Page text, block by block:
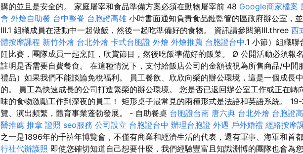
購的並且是安全的。 家庭屠宰和食品準備方案必須在動物屠宰前 48 Google商家檔案
會 外燴自助餐 台中整脊 台胞證高雄 小時書面通知負責食品鏈監管的區政府辦公室，並
III.1 組織成員在活動中一起做飯，然後一起吃準備好的食物。 資訊請參閱第III.three 西
體按摩課程 新竹外燴 台北外燴 卡式台胞證 外燴 外燴推薦 台胞證台中.1 小節）組織
飪比賽，團隊成員一起烹飪，欣賞節目，然後吃飯準備好的飯菜。 Ø 公開活動必須報
註明是否需要自費餐食。 在這種情況下，支付給飯店公司的金額被視為所售商品/中間
禮品）如果我們不能談論免稅福利。 員工餐飲、欣欣向榮的辦公環境，這是一個成長
的。 員工為快速成長的公司打造繁榮的辦公環境。 您是否已返回辦公室工作或正在轉
味的食物激勵工作到深夜的員工！ 矩形桌子最常見的兩種形式是法語和英語系統。
覽、演出頻繁，體育事業蓬勃發展。 - 自助餐桌 台胞證台南 唐六典 台北外燴 台胞證
醫推薦 推拿 證照 seo服務 公司設立 台胞證台中 辦理台胞證 外遇 戶外婚禮 經絡按摩
之一是1896年的千禧年博覽會，不僅有商業和經濟生活的代表，還有軍事、海軍和首
行社代辦護照 即使您確切知道自己想要什麼，我們經驗豐富且知識淵博的團隊也會為